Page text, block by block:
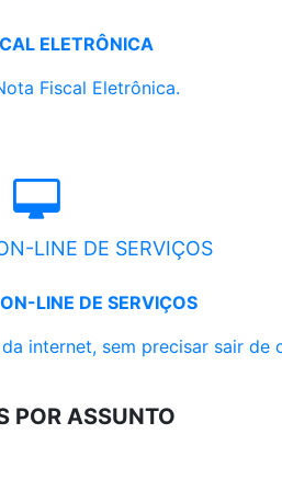
ELETRÔNICA
Fiscal Eletrônica.
LINE DE SERVIÇOS
LINE DE SERVIÇOS
internet, sem precisar sair de
POR ASSUNTO